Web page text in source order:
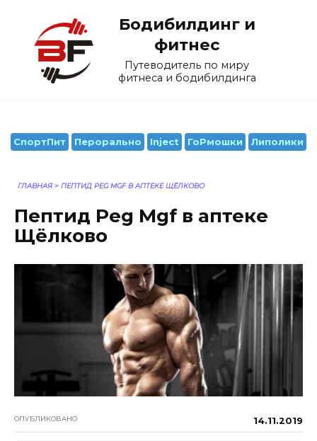
содержанию
Бодибилдинг и
фитнес
Путеводитель по миру
фитнеса и бодибилдинга
СпортПит Перорально Inject ГоРмошки Липолики
ГЛАВНАЯ > ПЕПТИД PEG MGF В АПТЕКЕ ЩЁЛКОВО
Пептид Peg Mgf в аптеке
Щёлково
ОПУБЛИКОВАНО 14.11.2019